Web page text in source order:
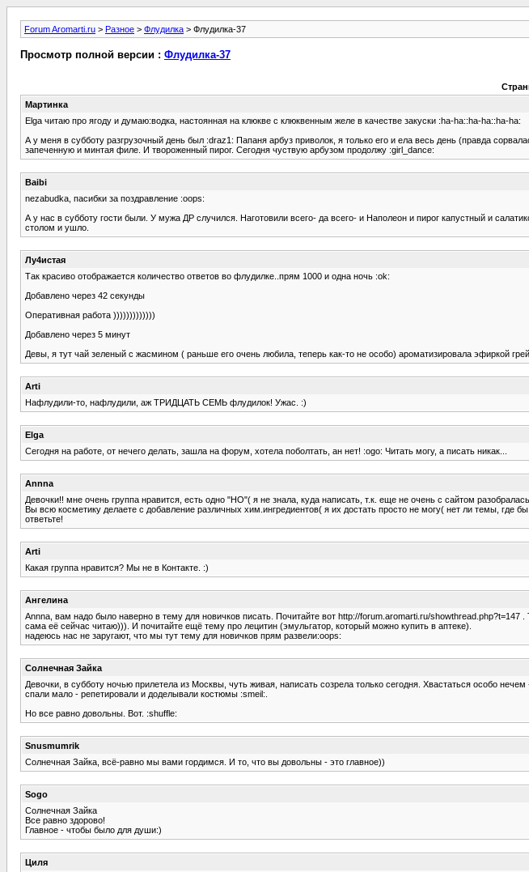
Forum Aromarti.ru > Разное > Флудилка > Флудилка-37
Просмотр полной версии : Флудилка-37
Мартинка
Elga читаю про ягоду и думаю:водка, настоянная на клюкве с клюквенным желе в качестве закуски :ha-ha::ha-ha::ha-ha:
А у меня в субботу разгрузочный день был :draz1: Папаня арбуз приволок, я только его и ела весь день (правда
запеченную и минтая филе. И твороженный пирог. Сегодня чуствую арбузом продолжу :girl_dance:
Baibi
nezabudka, пасибки за поздравление :oops:
А у нас в субботу гости были. У мужа ДР случился. Наготовили всего- да всего- и Наполеон и пирог капустный и
столом и ушло.
Лу4истая
Так красиво отображается количество ответов во флудилке..прям 1000 и одна ночь :ok:
Добавлено через 42 секунды
Оперативная работа )))))))))))))
Добавлено через 5 минут
Девы, я тут чай зеленый с жасмином ( раньше его очень любила, теперь как-то не особо) ароматизировала эфиркой
Arti
Нафлудили-то, нафлудили, аж ТРИДЦАТЬ СЕМЬ флудилок! Ужас. :)
Elga
Сегодня на работе, от нечего делать, зашла на форум, хотела поболтать, ан нет! :ogo: Читать могу, а писать никак...
Annna
Девочки!! мне очень группа нравится, есть одно "НО"( я не знала, куда написать, т.к. еще не очень с сайтом
Вы всю косметику делаете с добавление различных хим.ингредиентов( я их достать просто не могу( нет ли темы, где
ответьте!
Arti
Какая группа нравится? Мы не в Контакте. :)
Ангелина
Annna, вам надо было наверно в тему для новичков писать. Почитайте вот http://forum.aromarti.ru/
сама её сейчас читаю))). И почитайте ещё тему про лецитин (эмульгатор, который можно купить в аптеке).
надеюсь нас не заругают, что мы тут тему для новичков прям развели:oops:
Солнечная Зайка
Девочки, в субботу ночью прилетела из Москвы, чуть живая, написать созрела только сегодня. Хвастаться особо
спали мало - репетировали и доделывали костюмы :smeil:.
Но все равно довольны. Вот. :shuffle:
Snusmumrik
Солнечная Зайка, всё-равно мы вами гордимся. И то, что вы довольны - это главное))
Sogo
Солнечная Зайка
Все равно здорово!
Главное - чтобы было для души:)
Циля